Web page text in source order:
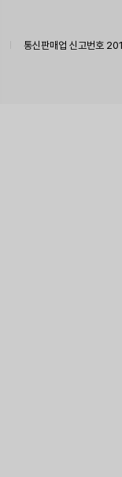
통신판매업 신고번호